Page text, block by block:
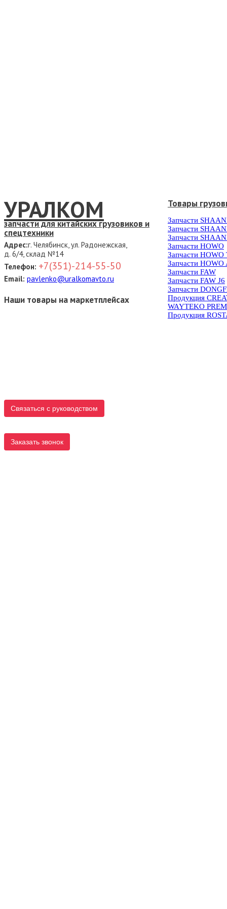
УРАЛКОМ
запчасти для китайских грузовиков и
спецтехники
Адрес:г. Челябинск, ул. Радонежская,
д. 6/4, склад №14
Телефон: +7(351)-214-55-50
Email: pavlenko@uralkomavto.ru
Наши товары на маркетплейсах
Связаться с руководством
Заказать звонок
Товары
Запчасти
Запчасти
Запчасти
Запчасти HOWO
Запчасти HOWO
Запчасти HOWO
Запчасти FAW
Запчасти FAW J6
Запчасти
Продукция
WAYTEKO
Продукция